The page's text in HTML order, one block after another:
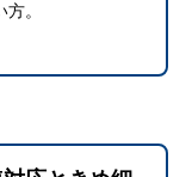
。